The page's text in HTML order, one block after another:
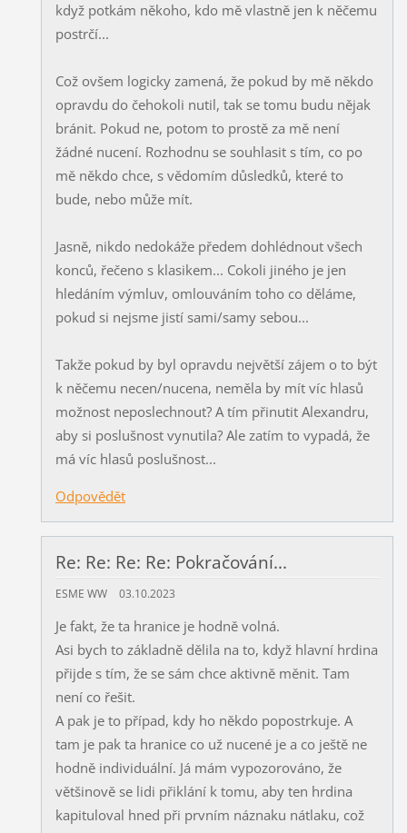
když potkám někoho, kdo mě vlastně jen k něčemu
postrčí...
Což ovšem logicky zamená, že pokud by mě někdo
opravdu do čehokoli nutil, tak se tomu budu nějak
bránit. Pokud ne, potom to prostě za mě není
žádné nucení. Rozhodnu se souhlasit s tím, co po
mě někdo chce, s vědomím důsledků, které to
bude, nebo může mít.
Jasně, nikdo nedokáže předem dohlédnout všech
konců, řečeno s klasikem... Cokoli jiného je jen
hledáním výmluv, omlouváním toho co děláme,
pokud si nejsme jistí sami/samy sebou...
Takže pokud by byl opravdu největší zájem o to být
k něčemu necen/nucena, neměla by mít víc hlasů
možnost neposlechnout? A tím přinutit Alexandru,
aby si poslušnost vynutila? Ale zatím to vypadá, že
má víc hlasů poslušnost...
Odpovědět
Re: Re: Re: Re: Pokračování...
ESME WW 03.10.2023
Je fakt, že ta hranice je hodně volná.
Asi bych to základně dělila na to, když hlavní hrdina
přijde s tím, že se sám chce aktivně měnit. Tam
není co řešit.
A pak je to případ, kdy ho někdo popostrkuje. A
tam je pak ta hranice co už nucené je a co ještě ne
hodně individuální. Já mám vypozorováno, že
většinově se lidi přiklání k tomu, aby ten hrdina
kapituloval hned při prvním náznaku nátlaku, což